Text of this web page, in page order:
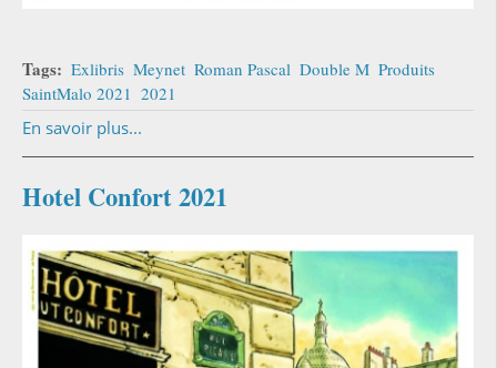
Tags: Exlibris Meynet Roman Pascal Double M Produits
SaintMalo 2021 2021
En savoir plus...
Hotel Confort 2021